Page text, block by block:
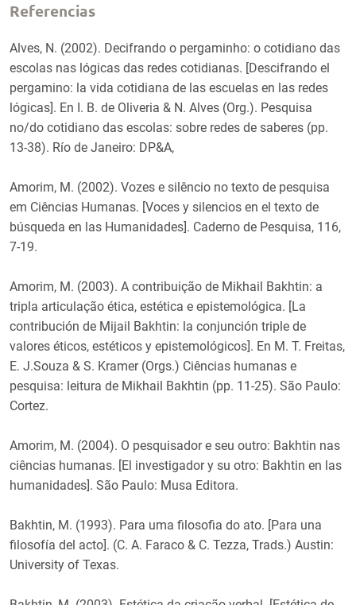
Referencias
Alves, N. (2002). Decifrando o pergaminho: o cotidiano das
escolas nas lógicas das redes cotidianas. [Descifrando el
pergamino: la vida cotidiana de las escuelas en las redes
lógicas]. En I. B. de Oliveria & N. Alves (Org.). Pesquisa
no/do cotidiano das escolas: sobre redes de saberes (pp.
13-38). Río de Janeiro: DP&A,
Amorim, M. (2002). Vozes e silêncio no texto de pesquisa
em Ciências Humanas. [Voces y silencios en el texto de
búsqueda en las Humanidades]. Caderno de Pesquisa, 116,
7-19.
Amorim, M. (2003). A contribuição de Mikhail Bakhtin: a
tripla articulação ética, estética e epistemológica. [La
contribución de Mijail Bakhtin: la conjunción triple de
valores éticos, estéticos y epistemológicos]. En M. T. Freitas,
E. J.Souza & S. Kramer (Orgs.) Ciências humanas e
pesquisa: leitura de Mikhail Bakhtin (pp. 11-25). São Paulo:
Cortez.
Amorim, M. (2004). O pesquisador e seu outro: Bakhtin nas
ciências humanas. [El investigador y su otro: Bakhtin en las
humanidades]. São Paulo: Musa Editora.
Bakhtin, M. (1993). Para uma filosofia do ato. [Para una
filosofía del acto]. (C. A. Faraco & C. Tezza, Trads.) Austin:
University of Texas.